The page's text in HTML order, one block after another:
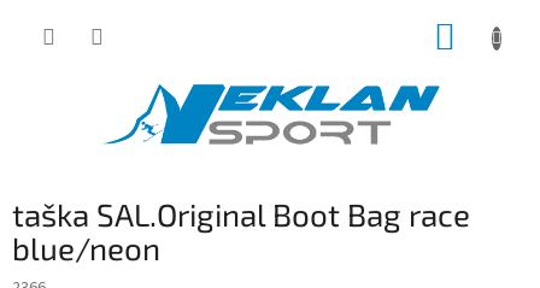
taška SAL.Original Boot Bag race
blue/neon